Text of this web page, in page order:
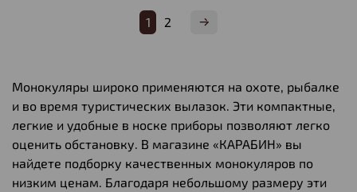
1 2
Монокуляры широко применяются на охоте, рыбалке
и во время туристических вылазок. Эти компактные,
легкие и удобные в носке приборы позволяют легко
оценить обстановку. В магазине «КАРАБИН» вы
найдете подборку качественных монокуляров по
низким ценам. Благодаря небольшому размеру эти